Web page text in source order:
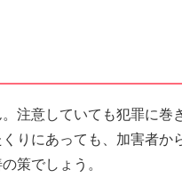
注意していても犯罪に巻
りにあっても、加害者か
策でしょう。